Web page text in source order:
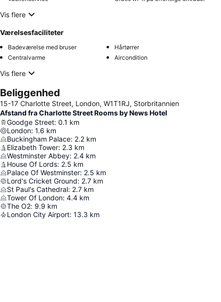
Vis flere
Værelsesfaciliteter
Badeværelse med bruser
Hårtørrer
Centralvarme
Aircondition
Vis flere
Beliggenhed
15-17 Charlotte Street, London, W1T1RJ, Storbritannien
Afstand fra Charlotte Street Rooms by News Hotel
Goodge Street: 0.1 km
London: 1.6 km
Buckingham Palace: 2.2 km
Elizabeth Tower: 2.3 km
Westminster Abbey: 2.4 km
House Of Lords: 2.5 km
Palace Of Westminster: 2.5 km
Lord's Cricket Ground: 2.7 km
St Paul's Cathedral: 2.7 km
Tower Of London: 4.4 km
The O2: 9.9 km
London City Airport: 13.3 km